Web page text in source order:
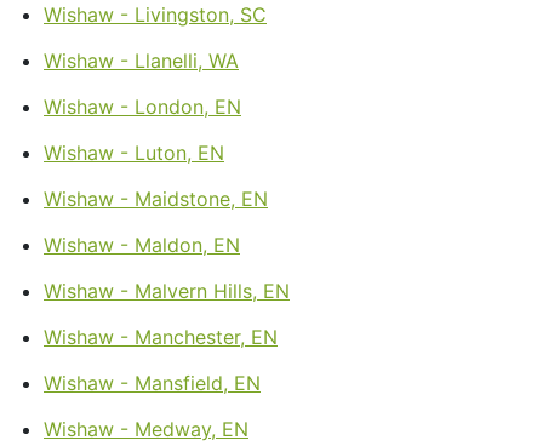
Wishaw - Livingston, SC
Wishaw - Llanelli, WA
Wishaw - London, EN
Wishaw - Luton, EN
Wishaw - Maidstone, EN
Wishaw - Maldon, EN
Wishaw - Malvern Hills, EN
Wishaw - Manchester, EN
Wishaw - Mansfield, EN
Wishaw - Medway, EN